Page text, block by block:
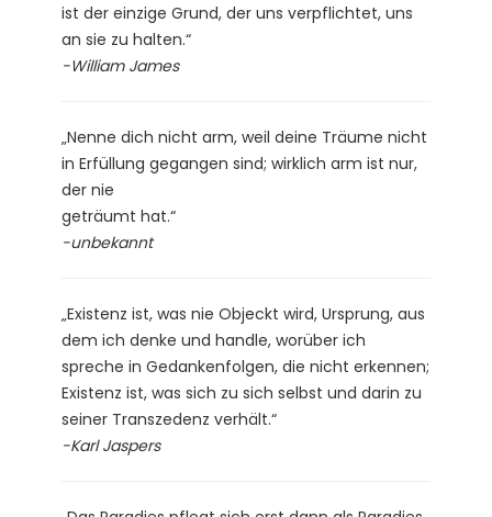
ist der einzige Grund, der uns verpflichtet, uns
an sie zu halten.“
-William James
„Nenne dich nicht arm, weil deine Träume nicht
in Erfüllung gegangen sind; wirklich arm ist nur,
der nie
geträumt hat.“
-unbekannt
„Existenz ist, was nie Objeckt wird, Ursprung, aus
dem ich denke und handle, worüber ich
spreche in Gedankenfolgen, die nicht erkennen;
Existenz ist, was sich zu sich selbst und darin zu
seiner Transzedenz verhält.“
-Karl Jaspers